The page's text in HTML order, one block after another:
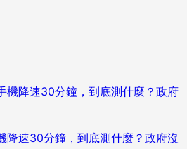
降速30分鐘，到底測什麼？政府沒